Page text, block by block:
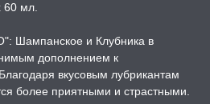
60 мл.
Шампанское и Клубника в
дополнением к
вкусовым лубрикантам
более приятными и страстными.